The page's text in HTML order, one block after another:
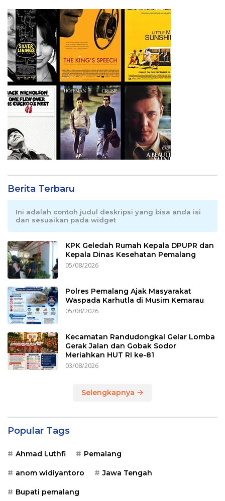
Berita Terbaru
Ini adalah contoh judul deskripsi yang bisa anda isi
dan sesuaikan pada widget
KPK Geledah Rumah Kepala DPUPR dan
Kepala Dinas Kesehatan Pemalang
05/08/2026
Polres Pemalang Ajak Masyarakat
Waspada Karhutla di Musim Kemarau
05/08/2026
Kecamatan Randudongkal Gelar Lomba
Gerak Jalan dan Gobak Sodor
Meriahkan HUT RI ke-81
03/08/2026
Selengkapnya
Popular Tags
Ahmad Luthfi Pemalang
anom widiyantoro Jawa Tengah
Bupati pemalang